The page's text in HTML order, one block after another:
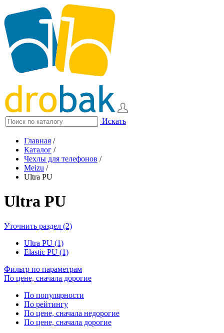
Искать
Главная /
Каталог /
Чехлы для телефонов /
Meizu /
Ultra PU
Ultra PU
Уточнить раздел (2)
Ultra PU (1)
Elastic PU (1)
Фильтр по параметрам
По цене, сначала дорогие
По популярности
По рейтингу
По цене, сначала недорогие
По цене, сначала дорогие